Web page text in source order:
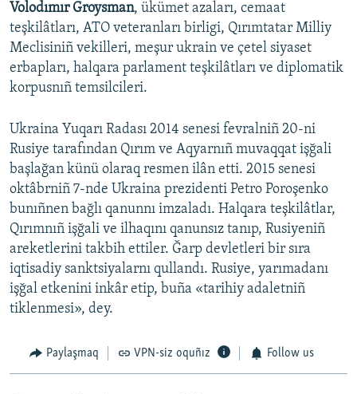
Volodımır Groysman, ükümet azaları, cemaat
teşkilâtları, ATO veteranları birligi, Qırımtatar Milliy
Meclisiniñ vekilleri, meşur ukrain ve çetel siyaset
erbapları, halqara parlament teşkilâtları ve diplomatik
korpusnıñ temsilcileri.
Ukraina Yuqarı Radası 2014 senesi fevralniñ 20-ni
Rusiye tarafından Qırım ve Aqyarnıñ muvaqqat işğali
başlağan künü olaraq resmen ilân etti. 2015 senesi
oktâbrniñ 7-nde Ukraina prezidenti Petro Poroşenko
bunıñnen bağlı qanunnı imzaladı. Halqara teşkilâtlar,
Qırımnıñ işğali ve ilhaqını qanunsız tanıp, Rusiyeniñ
areketlerini takbih ettiler. Ğarp devletleri bir sıra
iqtisadiy sanktsiyalarnı qullandı. Rusiye, yarımadanı
işğal etkenini inkâr etip, buña «tarihiy adaletniñ
tiklenmesi», dey.
Paylaşmaq VPN-siz oquñız Follow us